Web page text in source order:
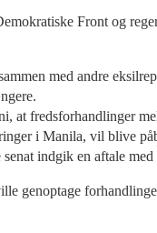
Front og
med andre
at fredsforhandlinger
i Manila, vil blive
indgik en aftale
genoptage